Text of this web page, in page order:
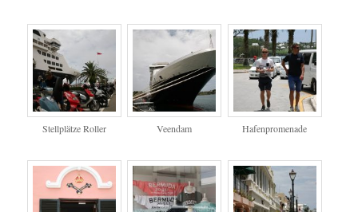
Stellplätze Roller Veendam Hafenpromenade